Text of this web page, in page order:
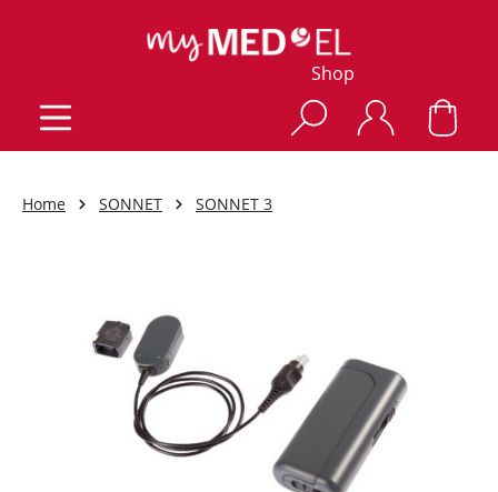
Shop
Home SONNET SONNET 3